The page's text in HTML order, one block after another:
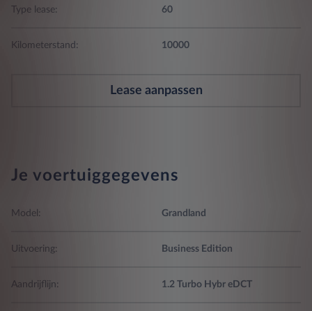
Type lease: 60
Kilometerstand: 10000
Lease aanpassen
Je voertuiggegevens
Model: Grandland
Uitvoering: Business Edition
Aandrijflijn: 1.2 Turbo Hybr eDCT